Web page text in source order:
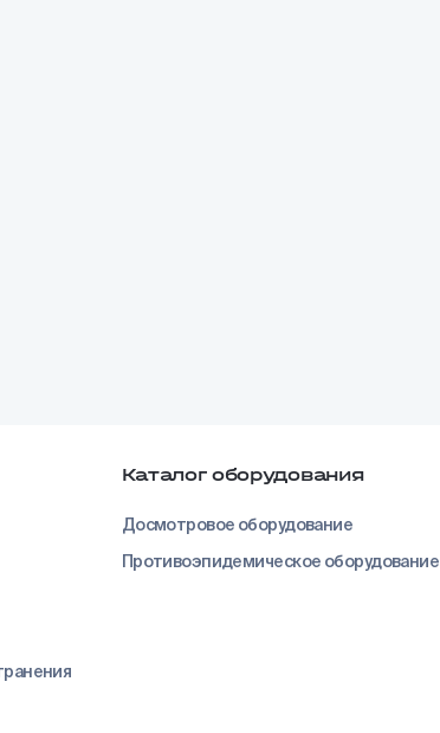
Каталог оборудования
Досмотровое оборудование
Противоэпидемическое оборудование